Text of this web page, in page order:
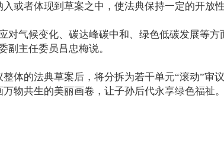
或者体现到草案之中，使法典保持一定的开放性
气候变化、碳达峰碳中和、绿色低碳发展等方
副主任委员吕忠梅说。
的法典草案后，将分拆为若干单元“滚动”审
物共生的美丽画卷，让子孙后代永享绿色福祉。